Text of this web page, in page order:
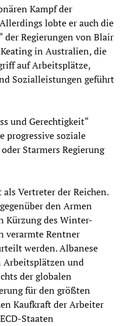
Kampf der
lobte er auch die
Regierungen von Blair
in Australien, die
auf Arbeitsplätze,
Sozialleistungen geführt
und Gerechtigkeit“
progressive soziale
Starmers Regierung
Vertreter der Reichen.
den Armen
Kürzung des Winter-
verarmte Rentner
werden. Albanese
Arbeitsplätzen und
der globalen
für den größten
Kaufkraft der Arbeiter
Staaten